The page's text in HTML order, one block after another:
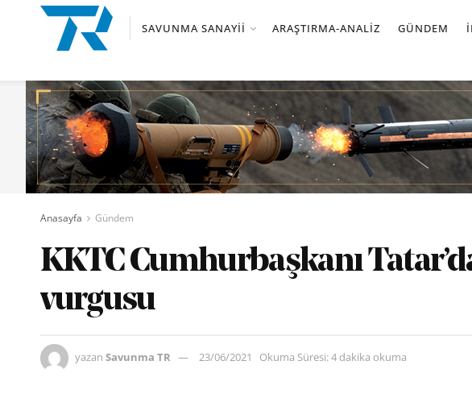
SAVUNMA SANAYII ARAŞTIRMA-ANALIZ GÜNDEM
Anasayfa Gündem
KKTC Cumhurbaşkanı
vurgusu
yazan Savunma TR 23/06/2021 Okuma Süresi: 4 dakika okuma